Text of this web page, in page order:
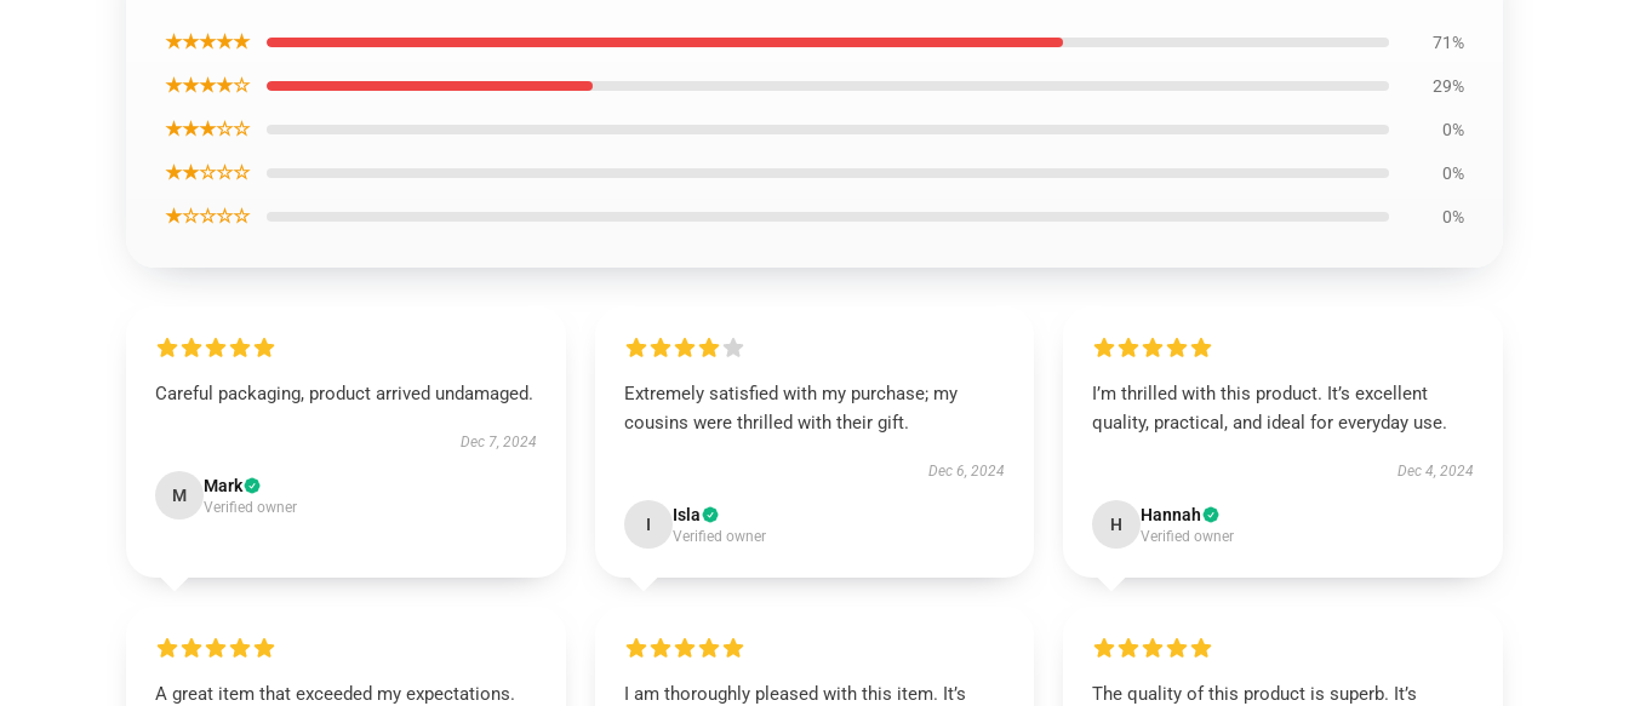
★★★★★ 71%
★★★★☆ 29%
★★★☆☆ 0%
★★☆☆☆ 0%
★☆☆☆☆ 0%
Careful packaging, product arrived undamaged.
Dec 7, 2024
M Mark
Verified owner
Extremely satisfied with my purchase; my
cousins were thrilled with their gift.
Dec 6, 2024
I Isla
Verified owner
I’m thrilled with this product. It’s excellent
quality, practical, and ideal for everyday use.
Dec 4, 2024
H Hannah
Verified owner
A great item that exceeded my expectations.
I am thoroughly pleased with this item. It’s
The quality of this product is superb. It’s